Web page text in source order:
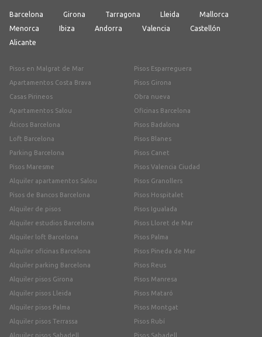
Barcelona Girona Tarragona Lleida
Mallorca
Menorca
Ibiza Andorra Valencia
Castellón
Alicante
Pisos en Malgrat de Mar
Apartamentos Costa Brava
Casas Pirineos
Apartamentos Salou
Áticos Barcelona
Loft Barcelona
Parking Barcelona
Pisos Maresme
Alquiler apartamentos Salou
Pisos de Bancos Barcelona
Alquiler de pisos
Alquiler estudios Barcelona
Alquiler loft Barcelona
Alquiler oficinas Barcelona
Alquiler parking Barcelona
Alquiler pisos Girona
Alquiler pisos Lleida
Alquiler pisos Palma
Alquiler pisos Terrassa
Alquiler pisos Sabadell
Pisos Esparreguera
Pisos Girona
Obra nueva
Oficinas Barcelona
Pisos Badalona
Pisos Blanes
Pisos Canet
Pisos Valencia Ciudad
Pisos Granollers
Pisos Hospitalet
Pisos Igualada
Pisos Lloret de Mar
Pisos Palma
Pisos Pineda de Mar
Pisos Reus
Pisos Manresa
Pisos Mataró
Pisos Montgat
Pisos Rubí
Pisos Sabadell